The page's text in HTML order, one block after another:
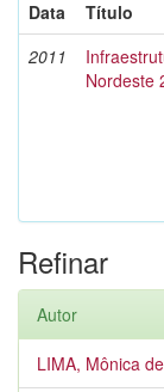
Data
Título
2011
Nordeste
Refinar
Autor
LIMA, Mônica